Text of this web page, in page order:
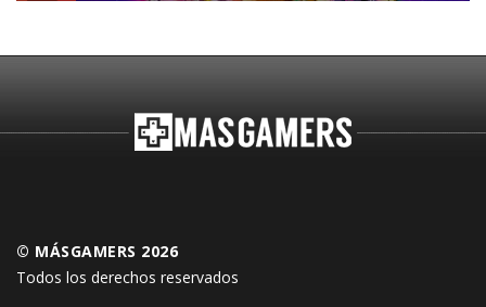
© MÁSGAMERS 2026
Todos los derechos reservados